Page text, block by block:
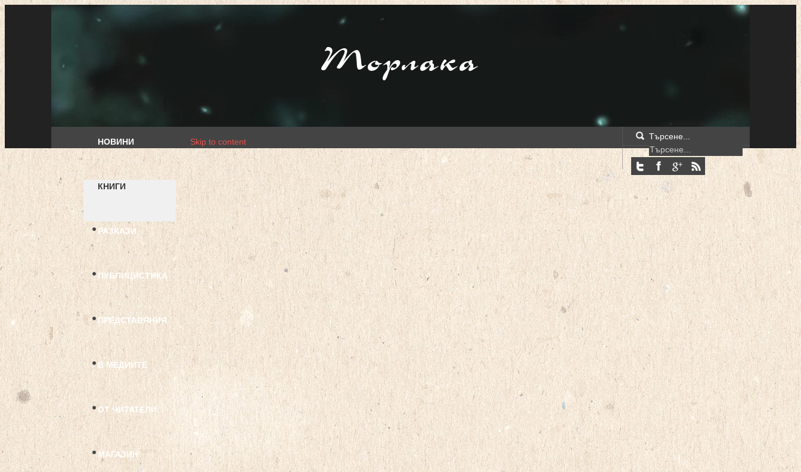
Торлака
НОВИНИ
КНИГИ
РАЗКАЗИ
ПУБЛИЦИСТИКА
ПРЕДСТАВЯНИЯ
В МЕДИИТЕ
ОТ ЧИТАТЕЛИ
МАГАЗИН
Търсене...
Skip to content